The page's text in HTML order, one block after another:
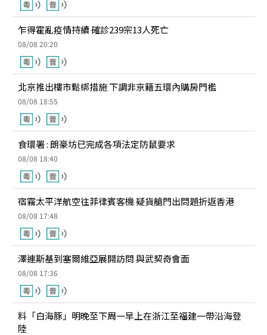
乍得霍亂疫情持續 確診239宗13人死亡
08/08 20:20
北京推出樓市鬆綁措施 下調非京籍五環內購房門檻
08/08 18:55
食環署 : 朗豪坊已完成各項法定防鼠要求
08/08 18:40
宿霧太平洋航空往菲律賓客機 疑貨艙門出問題折返香港
08/08 17:48
澤連斯基到塞爾維亞展開訪問 與武契奇會面
08/08 17:36
料「白海豚」明晚至下周一早上在浙江至福建一帶沿海登
陸